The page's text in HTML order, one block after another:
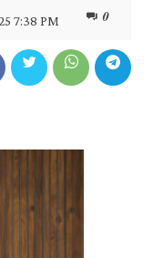
7:38 PM 0